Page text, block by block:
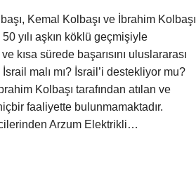
Kemal Kolbaşı ve İbrahim Kolbaşı
yılı aşkın köklü geçmişiyle
kısa sürede başarısını uluslararası
malı mı? İsrail’i destekliyor mu?
Kolbaşı tarafından atılan ve
faaliyette bulunmamaktadır.
Arzum Elektrikli…